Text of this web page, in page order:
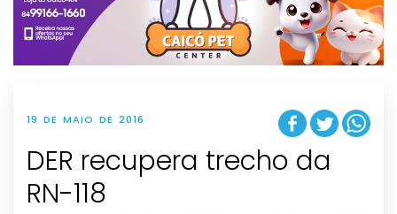
t
i
o
n
19 DE MAIO DE 2016
DER recupera trecho da
RN-118